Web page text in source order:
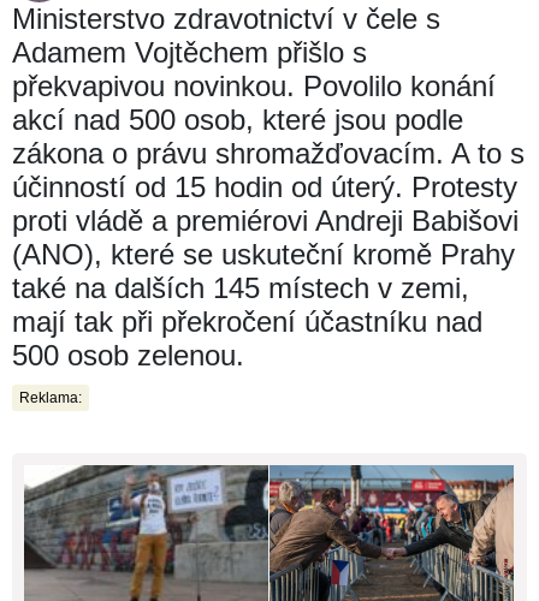
Ministerstvo zdravotnictví v čele s
Adamem Vojtěchem přišlo s
překvapivou novinkou. Povolilo konání
akcí nad 500 osob, které jsou podle
zákona o právu shromažďovacím. A to s
účinností od 15 hodin od úterý. Protesty
proti vládě a premiérovi Andreji Babišovi
(ANO), které se uskuteční kromě Prahy
také na dalších 145 místech v zemi,
mají tak při překročení účastníku nad
500 osob zelenou.
Reklama: